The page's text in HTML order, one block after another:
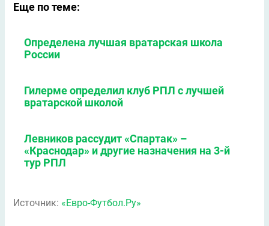
Еще по теме:
Определена лучшая вратарская школа
России
Гилерме определил клуб РПЛ с лучшей
вратарской школой
Левников рассудит «Спартак» –
«Краснодар» и другие назначения на 3-й
тур РПЛ
Источник: «Евро-Футбол.Ру»